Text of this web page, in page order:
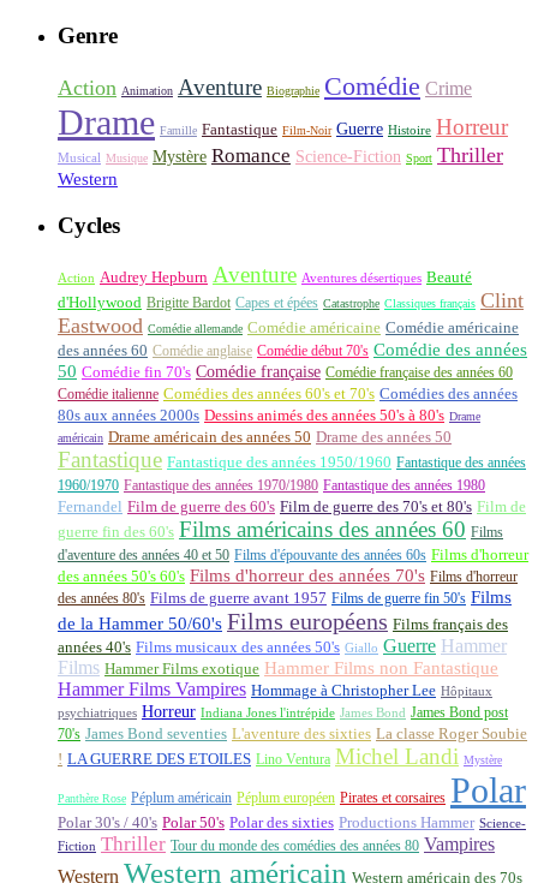
Genre
Action Animation Aventure Biographie Comédie Crime
Drame Famille Fantastique Film-Noir Guerre Histoire Horreur
Musical Musique Mystère Romance Science-Fiction Sport Thriller
Western
Cycles
Action Audrey Hepburn Aventure Aventures désertiques Beauté
d'Hollywood Brigitte Bardot Capes et épées Catastrophe Classiques français Clint
Eastwood Comédie allemande Comédie américaine Comédie américaine
des années 60 Comédie anglaise Comédie début 70's Comédie des années
50 Comédie fin 70's Comédie française Comédie française des années 60
Comédie italienne Comédies des années 60's et 70's Comédies des années
80s aux années 2000s Dessins animés des années 50's à 80's Drame
américain Drame américain des années 50 Drame des années 50
Fantastique Fantastique des années 1950/1960 Fantastique des années
1960/1970 Fantastique des années 1970/1980 Fantastique des années 1980
Fernandel Film de guerre des 60's Film de guerre des 70's et 80's Film de
guerre fin des 60's Films américains des années 60 Films
d'aventure des années 40 et 50 Films d'épouvante des années 60s Films d'horreur
des années 50's 60's Films d'horreur des années 70's Films d'horreur
des années 80's Films de guerre avant 1957 Films de guerre fin 50's Films
de la Hammer 50/60's Films européens Films français des
années 40's Films musicaux des années 50's Giallo Guerre Hammer
Films Hammer Films exotique Hammer Films non Fantastique
Hammer Films Vampires Hommage à Christopher Lee Hôpitaux
psychiatriques Horreur Indiana Jones l'intrépide James Bond James Bond post
70's James Bond seventies L'aventure des sixties La classe Roger Soubie
! LA GUERRE DES ETOILES Lino Ventura Michel Landi Mystère
Panthère Rose Péplum américain Péplum européen Pirates et corsaires Polar
Polar 30's / 40's Polar 50's Polar des sixties Productions Hammer Science-
Fiction Thriller Tour du monde des comédies des années 80 Vampires
Western Western américain Western américain des 70s